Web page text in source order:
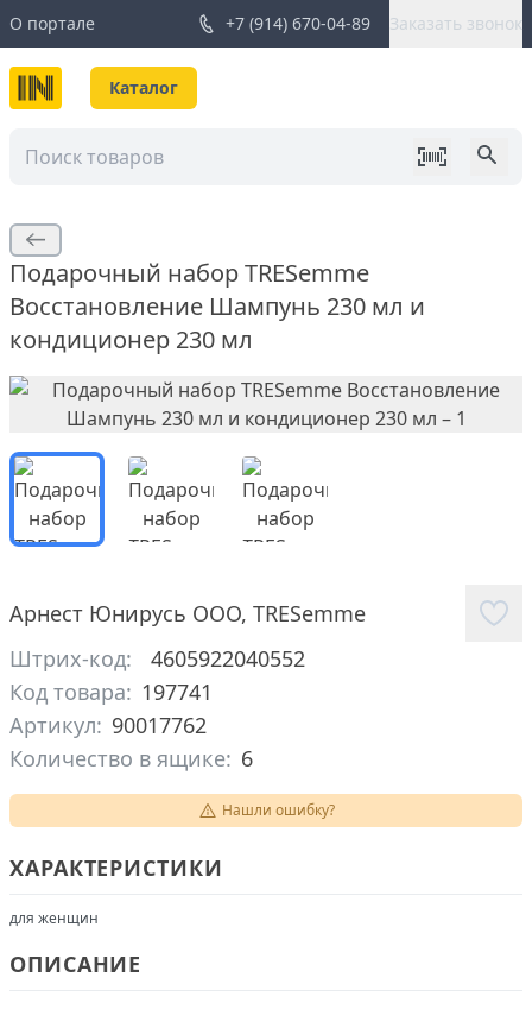
О портале +7 (914) 670-04-89 Заказать звонок
Каталог
Подарочный набор TRESemme
Восстановление Шампунь 230 мл и
кондиционер 230 мл
Арнест Юнирусь ООО, TRESemme
Штрих-код:
4605922040552
Код товара: 197741
Артикул: 90017762
Количество в ящике: 6
Нашли ошибку?
ХАРАКТЕРИСТИКИ
для женщин
ОПИСАНИЕ